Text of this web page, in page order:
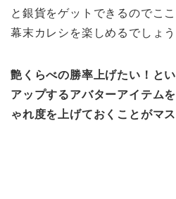
と銀貨をゲットできるのでこ
幕末カレシを楽しめるでしょう
艶くらべの勝率上げたい！とい
アップするアバターアイテム
ゃれ度を上げておくことがマス